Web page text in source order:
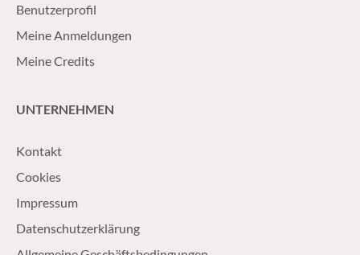
Benutzerprofil
Meine Anmeldungen
Meine Credits
UNTERNEHMEN
Kontakt
Cookies
Impressum
Datenschutzerklärung